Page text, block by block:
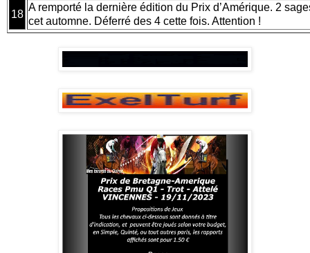
18
A remporté la dernière édition du Prix d’Amérique. 2
cet automne. Déferré des 4 cette fois. Attention !